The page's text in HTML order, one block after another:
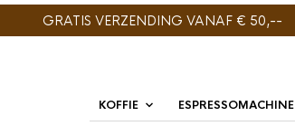
GRATIS VERZENDING VANAF € 50,--
KOFFIE ESPRESSOMACHINE